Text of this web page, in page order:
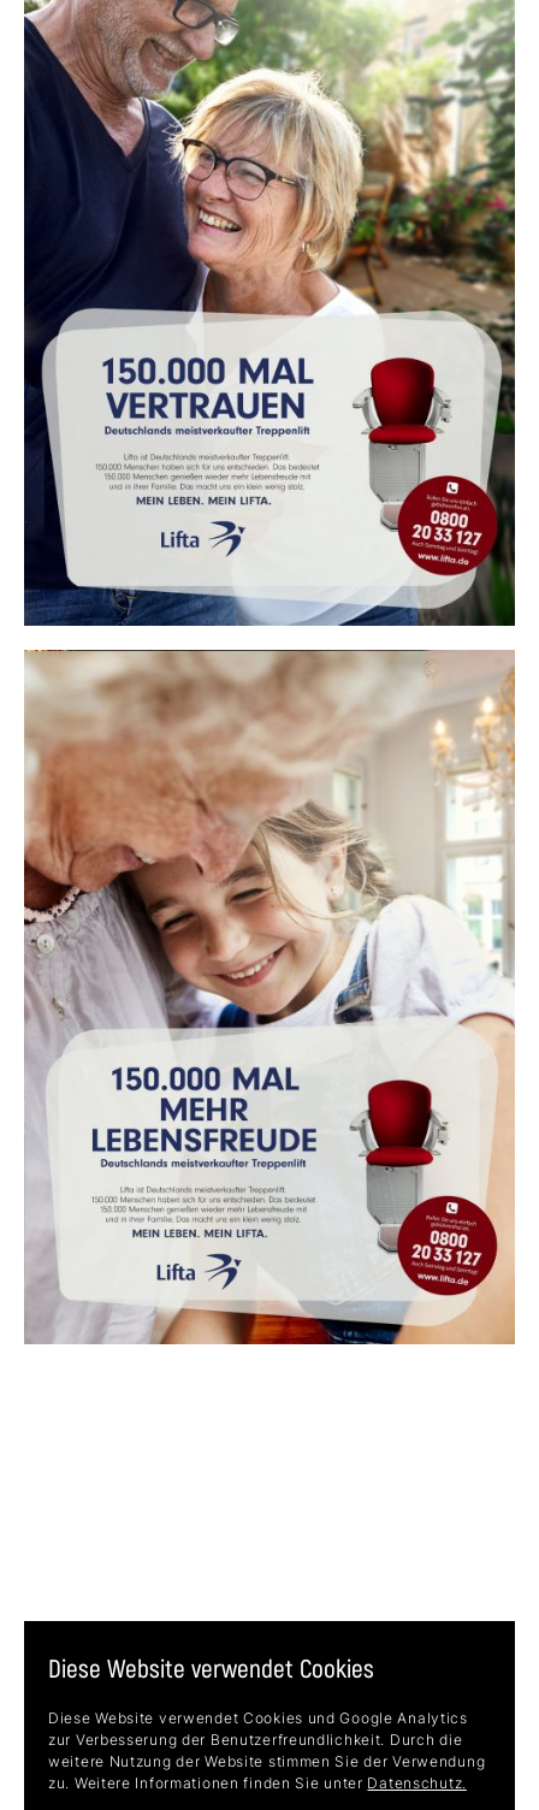
Diese Website verwendet Cookies
Diese Website verwendet Cookies und Google Analytics
zur Verbesserung der Benutzerfreundlichkeit. Durch die
weitere Nutzung der Website stimmen Sie der Verwendung
zu. Weitere Informationen finden Sie unter Datenschutz.